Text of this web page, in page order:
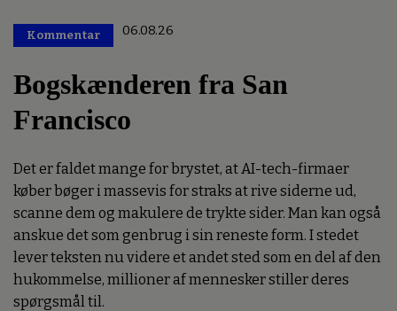
Kommentar 06.08.26
Bogskænderen fra San
Francisco
Det er faldet mange for brystet, at AI-tech-firmaer
køber bøger i massevis for straks at rive siderne ud,
scanne dem og makulere de trykte sider. Man kan også
anskue det som genbrug i sin reneste form. I stedet
lever teksten nu videre et andet sted som en del af den
hukommelse, millioner af mennesker stiller deres
spørgsmål til.